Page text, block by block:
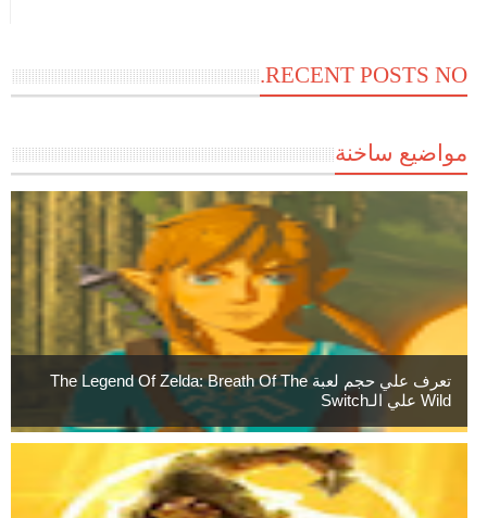
RECENT POSTS NO.
مواضيع ساخنة
تعرف علي حجم لعبة The Legend Of Zelda: Breath Of The
Wild علي الـSwitch